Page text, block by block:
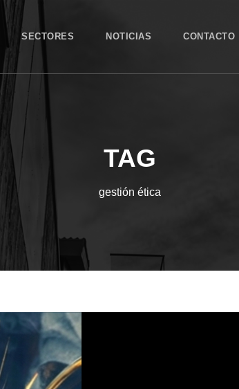
SECTORES NOTICIAS CONTACTO
TAG
gestión ética